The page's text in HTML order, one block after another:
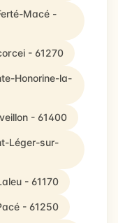
Macé -
- 61270
Honorine-la-
- 61400
Léger-sur-
- 61170
- 61250